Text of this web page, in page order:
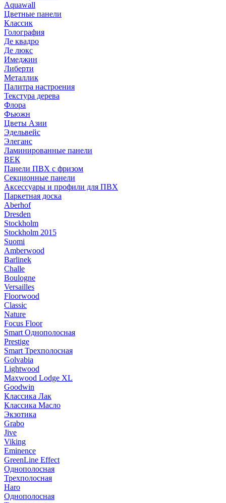
Aquawall
Цветные панели
Классик
Голография
Де квадро
Де люкс
Имеджин
Либерти
Металлик
Палитра настроения
Текстура дерева
Флора
Фьюжн
Цветы Азии
Эдельвейс
Элеганс
Ламинированные панели
ВЕК
Панели ПВХ с фризом
Секционные панели
Аксессуары и профили для ПВХ
Паркетная доска
Aberhof
Dresden
Stockholm
Stockholm 2015
Suomi
Amberwood
Barlinek
Challe
Boulogne
Versailles
Floorwood
Classic
Nature
Focus Floor
Smart Однополосная
Prestige
Smart Трехполосная
Golvabia
Lightwood
Maxwood Lodge XL
Goodwin
Классика Лак
Классика Масло
Экзотика
Grabo
Jive
Viking
Eminence
GreenLine Effect
Однополосная
Трехполосная
Haro
Однополосная